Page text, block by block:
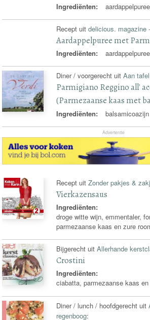
Ingrediënten:
Recept uitdelicious. magazine
Aardappelpuree met
Ingrediënten:
Diner / voorgerecht uitAan
Parmigiano Reggino all'
(Parmezaanse kaas met
Ingrediënten:
Advertentie
Recept uitZonder pakjes &
Vierkazensaus
Ingrediënten:
droge witte wijn, emmentaler,
parmezaanse kaas en zure
Bijgerecht uitAllerhande
Crostini
Ingrediënten:
ciabatta, parmezaanse kaas
Diner / lunch / hoofdgerecht uit
regenboog: